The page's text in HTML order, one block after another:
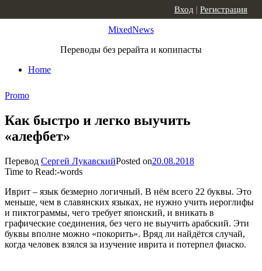
MixedNews
Переводы без рерайта и копипасты
Home
Вход | Регистрация
Promo
Как быстро и легко выучить
«алефбет»
Перевод Сергей ЛукавскийPosted on20.08.2018
Time to Read:-words
Иврит – язык безмерно логичный. В нём всего 22 буквы. Это
меньше, чем в славянских языках, не нужно учить иероглифы
и пиктограммы, чего требует японский, и вникать в
графические соединения, без чего не выучить арабский. Эти
буквы вполне можно «покорить». Вряд ли найдётся случай,
когда человек взялся за изучение иврита и потерпел фиаско.